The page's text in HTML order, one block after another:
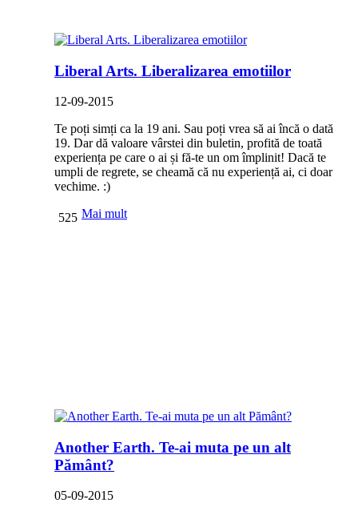
Liberal Arts. Liberalizarea emotiilor
12-09-2015
Te poți simți ca la 19 ani. Sau poți vrea să ai încă o dată
19. Dar dă valoare vârstei din buletin, profită de toată
experiența pe care o ai și fă-te un om împlinit! Dacă te
umpli de regrete, se cheamă că nu experiență ai, ci doar
vechime. :)
Mai mult
525
Another Earth. Te-ai muta pe un alt
Pământ?
05-09-2015